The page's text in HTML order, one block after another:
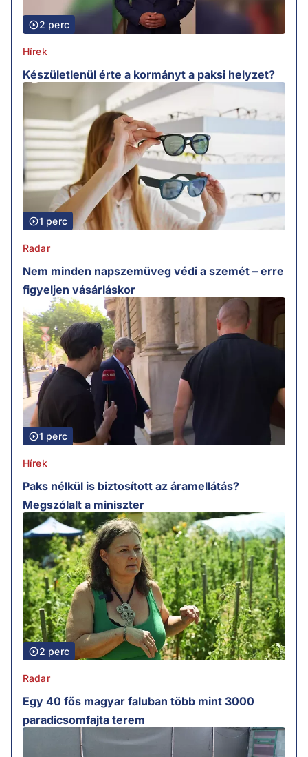
2 perc
Hírek
Készületlenül érte a kormányt a paksi helyzet?
1 perc
Radar
Nem minden napszemüveg védi a szemét – erre
figyeljen vásárláskor
1 perc
Hírek
Paks nélkül is biztosított az áramellátás?
Megszólalt a miniszter
2 perc
Radar
Egy 40 fős magyar faluban több mint 3000
paradicsomfajta terem